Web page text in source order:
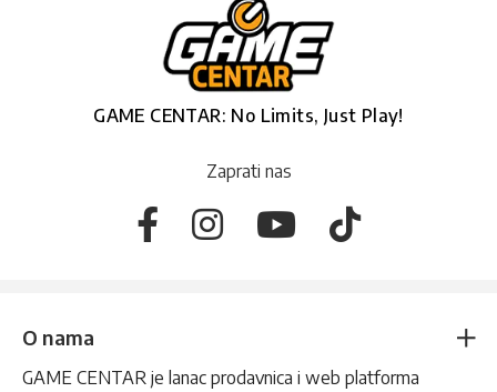
GAME CENTAR: No Limits, Just Play!
Zaprati nas
O nama
GAME CENTAR je lanac prodavnica i web platforma